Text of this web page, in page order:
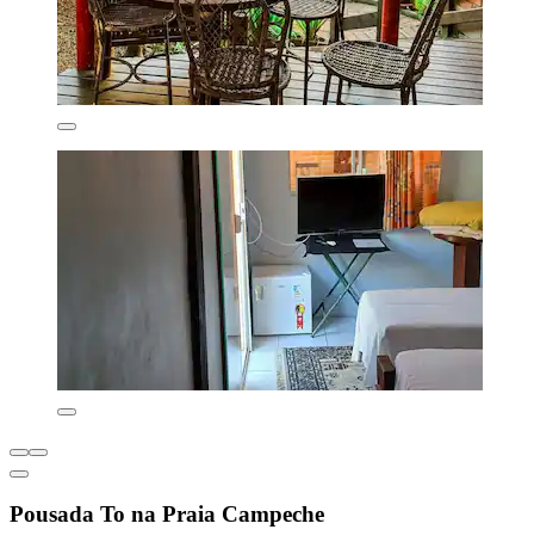
Pousada To na Praia Campeche